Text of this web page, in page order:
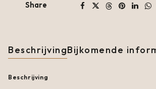
Share
BeschrijvingBijkomende
Beschrijving